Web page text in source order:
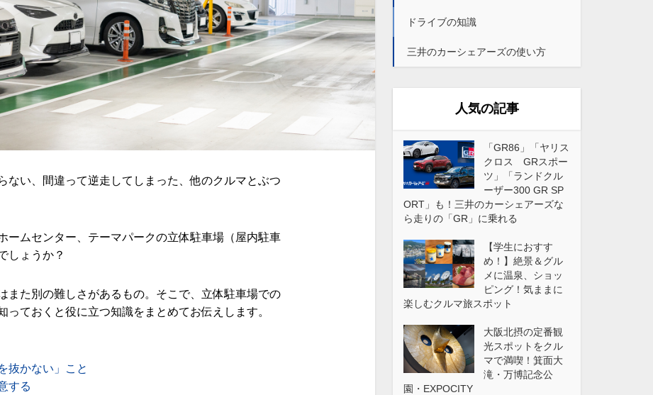
ない、間違って逆走してしまった、他のクルマとぶつ
ームセンター、テーマパークの立体駐車場（屋内駐車
しょうか？
また別の難しさがあるもの。そこで、立体駐車場での
っておくと役に立つ知識をまとめてお伝えします。
抜かない」こと
する
ドライブの知識
三井のカーシェアーズの使い方
人気の記事
「GR86」「ヤリス
クロス GRスポー
ツ」「ランドクル
ーザー300 GR SP
ORT」も！三井のカーシェアーズな
ら走りの「GR」に乗れる
【学生におすす
め！】絶景＆グル
メに温泉、ショッ
ピング！気ままに
楽しむクルマ旅スポット
大阪北摂の定番観
光スポットをクル
マで満喫！箕面大
滝・万博記念公
園・EXPOCITY